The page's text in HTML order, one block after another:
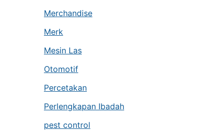
Merchandise
Merk
Mesin Las
Otomotif
Percetakan
Perlengkapan Ibadah
pest control